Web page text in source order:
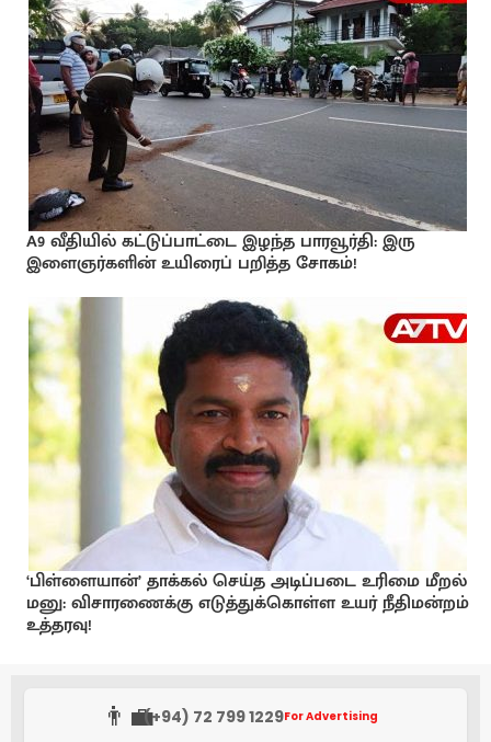
A9 வீதியில் கட்டுப்பாட்டை இழந்த பாரவூர்தி: இரு
இளைஞர்களின் உயிரைப் பறித்த சோகம்!
‘பிள்ளையான்’ தாக்கல் செய்த அடிப்படை உரிமை மீறல்
மனு: விசாரணைக்கு எடுத்துக்கொள்ள உயர் நீதிமன்றம்
உத்தரவு!
👨‍💼(+94) 72 799 1229For Advertising